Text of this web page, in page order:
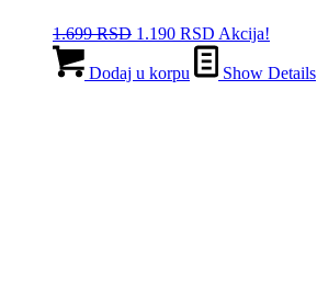
1.699RSD Originalna
je
1.190 RSD Trenutna
cena
je:
Akcija!
Dodaj u korpu Show Details